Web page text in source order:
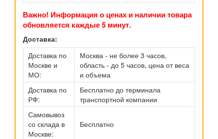
Важно! Информация о ценах и наличии товара
обновляется каждые 5 минут.
Доставка:
Доставка по
Москве и
МО:
Москва - не более 3 часов,
область - до 5 часов, цена от веса
и объема
Доставка по
РФ:
Бесплатно до терминала
транспортной компании
Самовывоз
со склада в
Москве:
Бесплатно